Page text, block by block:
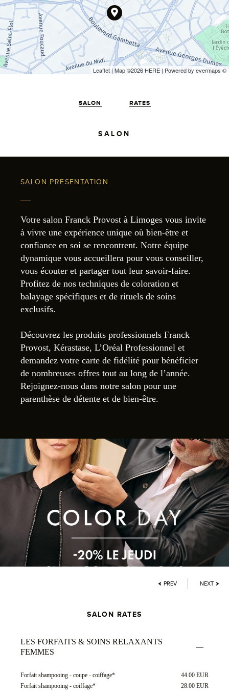
Leaflet | Map ©2026 HERE | Powered by evermaps ©
SALON RATES
SALON
SALON PRESENTATION
Votre salon Franck Provost à Limoges vous invite
à vivre une expérience unique où bien-être et
confiance en soi se rencontrent. Notre équipe
dynamique vous accueillera pour vous conseiller,
vous écouter et partager tout leur savoir-faire.
Profitez de nos techniques de coloration et
balayage spécifiques et de rituels de soins
exclusifs.
Découvrez les produits professionnels Franck
Provost, Kérastase, L’Oréal Professionnel et
demandez votre carte de fidélité pour bénéficier
de nombreuses offres tout au long de l’année.
Rejoignez-nous dans notre salon pour une
parenthèse de détente et de bien-être.
PREV NEXT
SALON RATES
LES FORFAITS & SOINS RELAXANTS
FEMMES
Forfait shampooing - coupe - coiffage*
44.00 EUR
Forfait shampooing - coiffage*
28.00 EUR